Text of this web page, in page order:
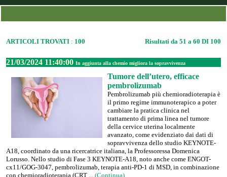
ARTICOLI TROVATI : 100 Risultati da 51 a 60 DI 100
21/03/2024 11:40:00 In aggiunta alla chemio migliora la sopravvivenza
Tumore dell’utero, efficace
pembrolizumab
Pembrolizumab più chemioradioterapia è
il primo regime immunoterapico a poter
cambiare la pratica clinica nel
trattamento di prima linea nel tumore
della cervice uterina localmente
avanzato, come evidenziato dai dati di
sopravvivenza dello studio KEYNOTE-
A18, coordinato da una ricercatrice italiana, la Professoressa Domenica
Lorusso. Nello studio di Fase 3 KEYNOTE-A18, noto anche come ENGOT-
cx11/GOG-3047, pembrolizumab, terapia anti-PD-1 di MSD, in combinazione
con chemioradioterapia (CRT ... (Continua)